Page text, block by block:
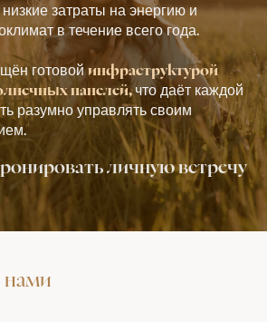
затраты на энергию и
в течение всего года.
готовойинфраструктурой
панелей,что даёт каждой
разумно управлять своим
личную встречу
нами